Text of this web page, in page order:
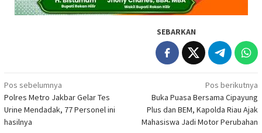
SEBARKAN
Navigasi
pos
Pos sebelumnya
Polres Metro Jakbar Gelar Tes
Urine Mendadak, 77 Personel ini
hasilnya
Pos berikutnya
Buka Puasa Bersama Cipayung
Plus dan BEM, Kapolda Riau Ajak
Mahasiswa Jadi Motor Perubahan